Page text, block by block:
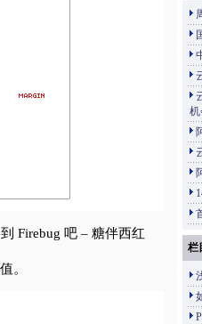
Firebug 吧 – 糖伴西红
。
栏